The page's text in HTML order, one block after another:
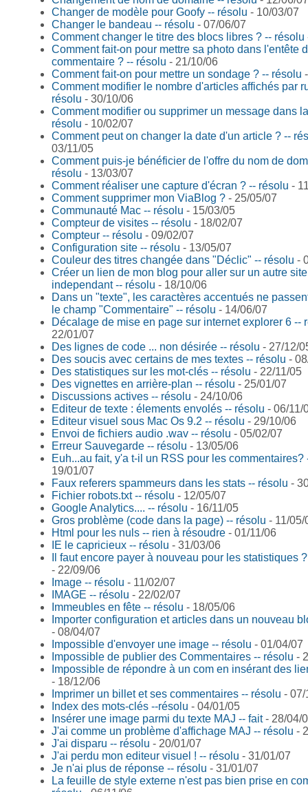
Changer de modèle pour Goofy -- résolu - 10/03/07
Changer le bandeau -- résolu - 07/06/07
Comment changer le titre des blocs libres ? -- résolu
Comment fait-on pour mettre sa photo dans l'entête
commentaire ? -- résolu - 21/10/06
Comment fait-on pour mettre un sondage ? -- résolu
Comment modifier le nombre d'articles affichés par
résolu - 30/10/06
Comment modifier ou supprimer un message dans
résolu - 10/02/07
Comment peut on changer la date d'un article ? --
03/11/05
Comment puis-je bénéficier de l'offre du nom de
résolu - 13/03/07
Comment réaliser une capture d'écran ? -- résolu -
Comment supprimer mon ViaBlog ? - 25/05/07
Communauté Mac -- résolu - 15/03/05
Compteur de visites -- résolu - 18/02/07
Compteur -- résolu - 09/02/07
Configuration site -- résolu - 13/05/07
Couleur des titres changée dans "Déclic" -- résolu -
Créer un lien de mon blog pour aller sur un autre
independant -- résolu - 18/10/06
Dans un "texte", les caractères accentués ne
le champ "Commentaire" -- résolu - 14/06/07
Décalage de mise en page sur internet explorer 6 --
22/01/07
Des lignes de code ... non désirée -- résolu - 27/12/
Des soucis avec certains de mes textes -- résolu -
Des statistiques sur les mot-clés -- résolu - 22/11/05
Des vignettes en arrière-plan -- résolu - 25/01/07
Discussions actives -- résolu - 24/10/06
Editeur de texte : élements envolés -- résolu - 06/11/
Editeur visuel sous Mac Os 9.2 -- résolu - 29/10/06
Envoi de fichiers audio .wav -- résolu - 05/02/07
Erreur Sauvegarde -- résolu - 13/05/06
Euh...au fait, y'a t-il un RSS pour les commentaires?
19/01/07
Faux referers spammeurs dans les stats -- résolu -
Fichier robots.txt -- résolu - 12/05/07
Google Analytics.... -- résolu - 16/11/05
Gros problème (code dans la page) -- résolu - 11/05/
Html pour les nuls -- rien à résoudre - 01/11/06
IE le capricieux -- résolu - 31/03/06
Il faut encore payer à nouveau pour les statistiques
- 22/09/06
Image -- résolu - 11/02/07
IMAGE -- résolu - 22/02/07
Immeubles en fête -- résolu - 18/05/06
Importer configuration et articles dans un nouveau
- 08/04/07
Impossible d'envoyer une image -- résolu - 01/04/07
Impossible de publier des Commentaires -- résolu -
Impossible de répondre à un com en insérant des
- 18/12/06
Imprimer un billet et ses commentaires -- résolu - 07/
Index des mots-clés --résolu - 04/01/05
Insérer une image parmi du texte MAJ -- fait- 28/04/
J'ai comme un problème d'affichage MAJ -- résolu -
J'ai disparu -- résolu - 20/01/07
J'ai perdu mon editeur visuel ! -- résolu - 31/01/07
Je n'ai plus de réponse -- résolu - 31/01/07
La feuille de style externe n'est pas bien prise en